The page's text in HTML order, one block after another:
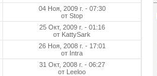
04 Ноя, 2009 г. - 07:30
от Stop
25 Окт, 2009 г. - 01:16
от KattySark
26 Ноя, 2008 г. - 17:01
от Intra
31 Окт, 2008 г. - 06:27
от Leeloo